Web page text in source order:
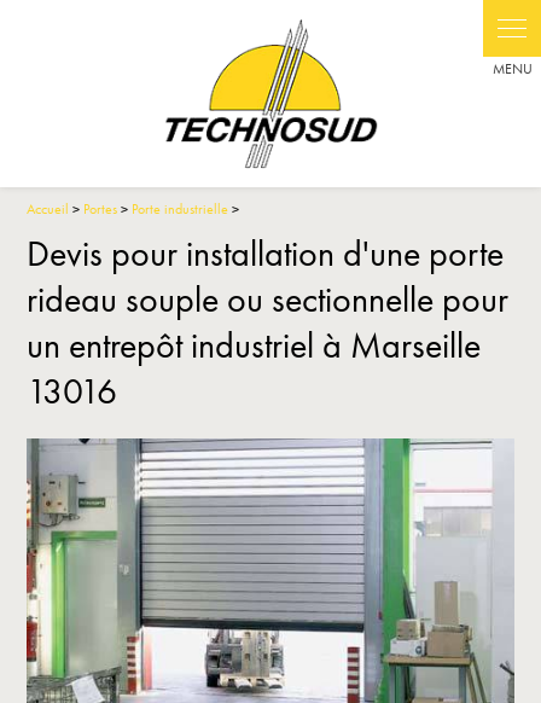
Accueil > Portes> Porte industrielle>
Devis pour installation d'une porte
rideau souple ou sectionnelle pour
un entrepôt industriel à Marseille
13016